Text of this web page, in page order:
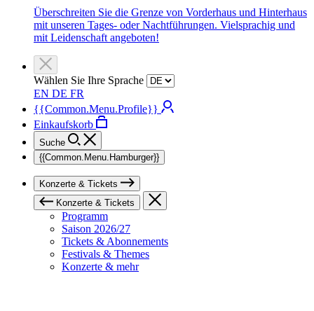
Überschreiten Sie die Grenze von Vorderhaus und Hinterhaus
mit unseren Tages- oder Nachtführungen. Vielsprachig und
mit Leidenschaft angeboten!
Wählen Sie Ihre Sprache
EN DE FR
{{Common.Menu.Profile}}
Einkaufskorb
Suche
{{Common.Menu.Hamburger}}
Konzerte & Tickets
Konzerte & Tickets
Programm
Saison 2026/27
Tickets & Abonnements
Festivals & Themes
Konzerte & mehr